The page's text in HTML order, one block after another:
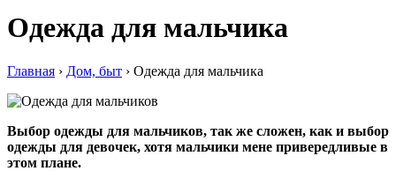
Одежда для мальчика
Главная › Дом, быт › Одежда для мальчика
Выбор одежды для мальчиков, так же сложен, как и выбор
одежды для девочек, хотя мальчики мене привередливые в
этом плане.